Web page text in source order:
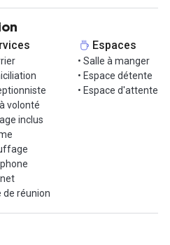
est aussi proposé, en face de
à expresso.
(eau, électricité, taxes
forfait d’entrée dans les lieux
de bureau, la domiciliation ainsi
personnalisé avec une hôtesse en
signalétiques avec le nom et
volonté
inclus
de réunion
Espaces
• Salle à manger
• Espace détente
• Espace d'attente